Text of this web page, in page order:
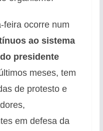
feira ocorre num
ao sistema
presidente
meses, tem
de protesto e
em defesa da